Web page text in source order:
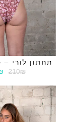
תחתון לורי –
210₪